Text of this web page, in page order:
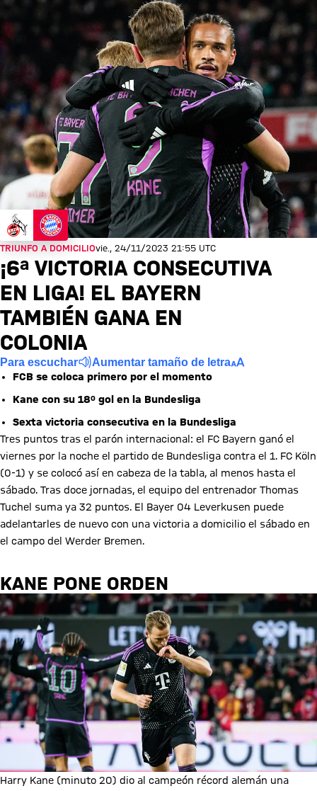
TRIUNFO A DOMICILIOvie., 24/11/2023 21:55 UTC
¡6ª VICTORIA CONSECUTIVA
EN LIGA! EL BAYERN
TAMBIÉN GANA EN
COLONIA
Para escuchar Aumentar tamaño de letra
FCB se coloca primero por el momento
Kane con su 18º gol en la Bundesliga
Sexta victoria consecutiva en la Bundesliga
Tres puntos tras el parón internacional: el FC Bayern ganó el
viernes por la noche el partido de Bundesliga contra el 1. FC Köln
(0-1) y se colocó así en cabeza de la tabla, al menos hasta el
sábado. Tras doce jornadas, el equipo del entrenador Thomas
Tuchel suma ya 32 puntos. El Bayer 04 Leverkusen puede
adelantarles de nuevo con una victoria a domicilio el sábado en
el campo del Werder Bremen.
KANE PONE ORDEN
Harry Kane (minuto 20) dio al campeón récord alemán una